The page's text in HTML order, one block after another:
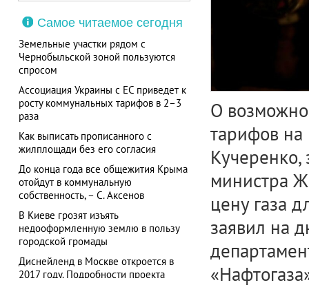
Самое читаемое сегодня
Земельные участки рядом с
Чернобыльской зоной пользуются
спросом
Ассоциация Украины с ЕС приведет к
росту коммунальных тарифов в 2–3
раза
Как выписать прописанного с
жилплощади без его согласия
До конца года все общежития Крыма
отойдут в коммунальную
собственность, – С. Аксенов
В Киеве грозят изъять
недооформленную землю в пользу
городской громады
Диснейленд в Москве откроется в
2017 году. Подробности проекта
О
тарифов на
министра
цену газа
заявил на